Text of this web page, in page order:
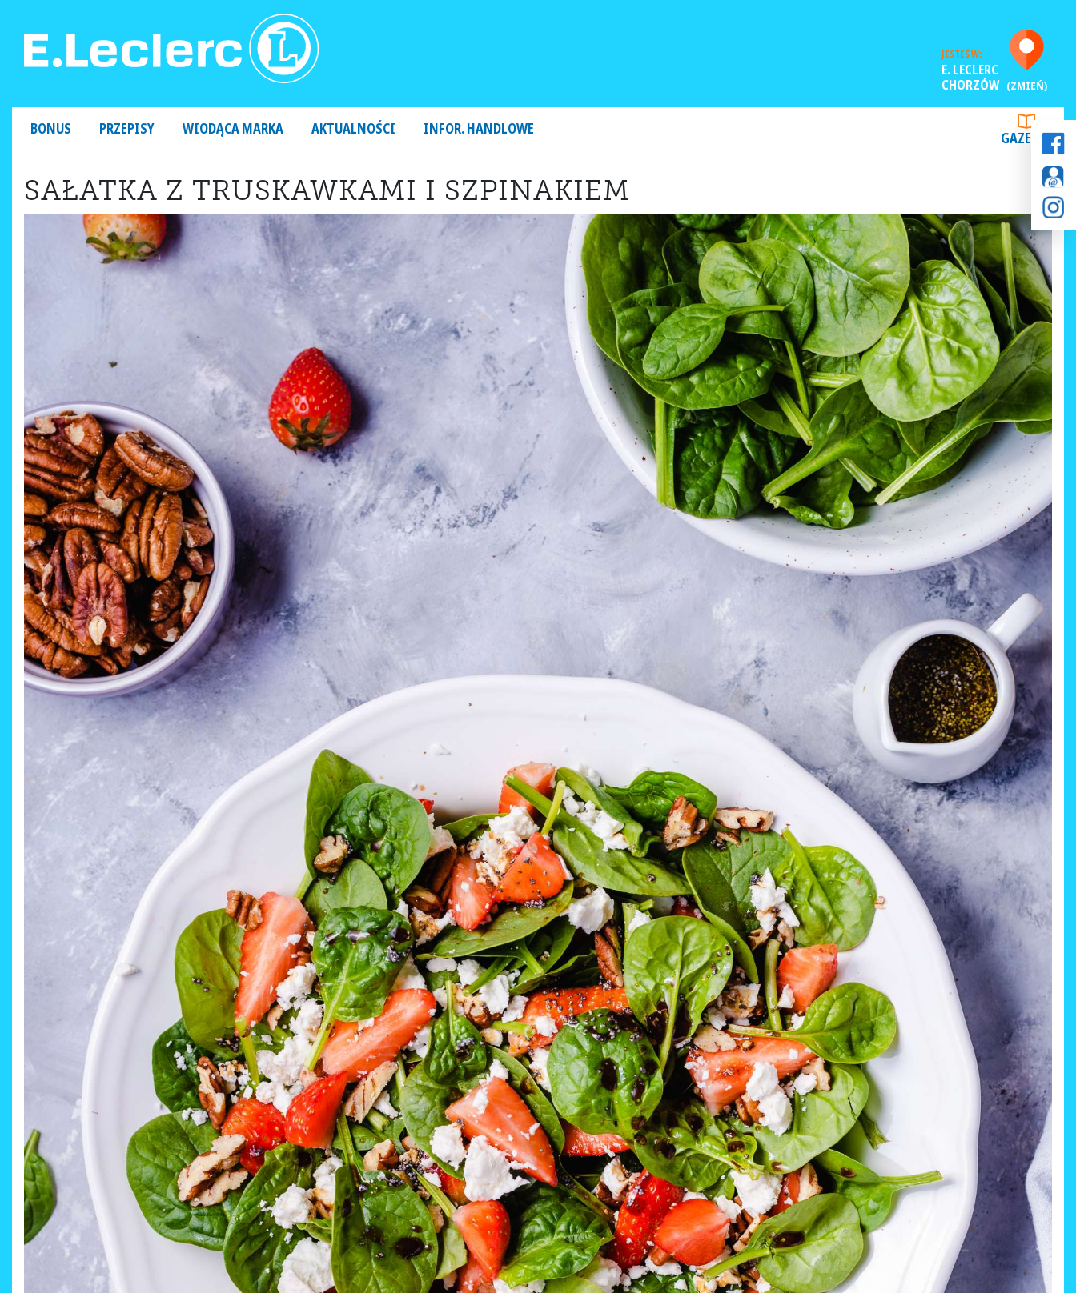
JESTEŚ W:
E. LECLERC
CHORZÓW (ZMIEŃ)
BONUS PRZEPISY WIODĄCA MARKA AKTUALNOŚCI INFOR. HANDLOWE GAZETKI
SAŁATKA Z TRUSKAWKAMI I SZPINAKIEM